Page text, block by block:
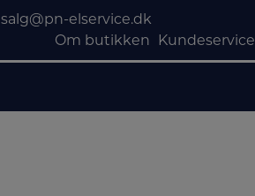
salg@pn-elservice.dk
Om butikken
Kundeservice